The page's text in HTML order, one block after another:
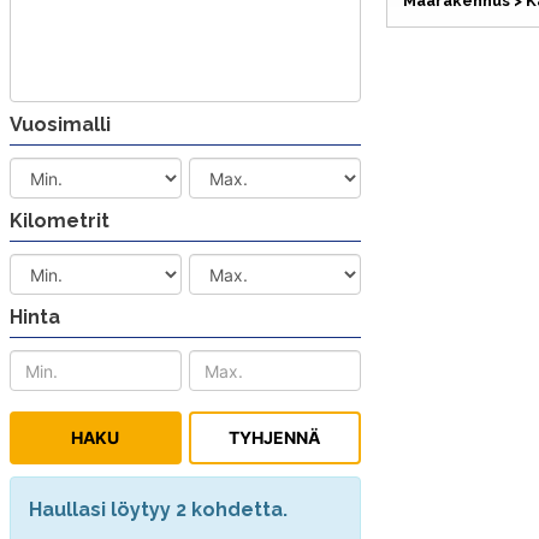
Vuosimalli
Kilometrit
Hinta
Haullasi löytyy 2 kohdetta.